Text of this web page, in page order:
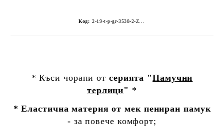
Код: 2-19-t-p-gr-3538-2-Z133Z-
* Къси чорапи от серията "Памучни
терлици" *
* Еластична материя от мек пениран памук
- за повече комфорт;